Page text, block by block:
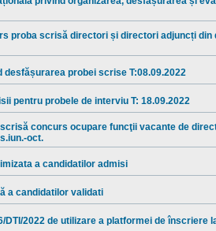
proba scrisă directori și directori adjuncți din
desfășurarea probei scrise T:08.09.2022
pentru probele de interviu T: 18.09.2022
concurs ocupare funcţii vacante de
oct.
a candidatilor admisi
a candidatilor validati
DTI/2022 de utilizare a platformei de înscriere